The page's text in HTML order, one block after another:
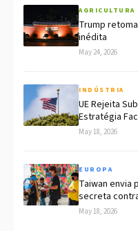
AGRICULTURA
Trump
inédita
May 24, 2026
INDÚSTRIA
UE Rejeita
Estratégia
May 18, 2026
EUROPA
Taiwan envia
secreta
May 18, 2026